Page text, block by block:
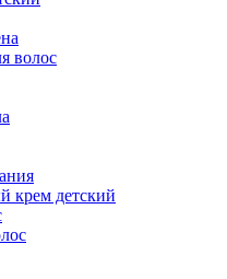
волос
крем детский